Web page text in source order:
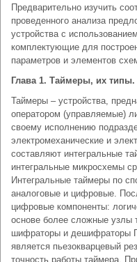
Предварительно изучить
проведенного анализа
устройства с
комплектующие для
параметров и элементов
Глава 1. Таймеры, их
Таймеры – устройства,
оператором (управляемые)
своему исполнению
электромеханические и
составляют интегральные
интегральные микросхемы
Интегральные таймеры по
аналоговые и цифровые.
цифровые компоненты:
основе более сложные узлы
шифраторы и дешифраторы
является пьезокварцевый
точность работы таймера.